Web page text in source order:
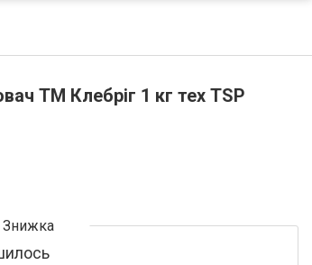
ТМ Клебріг 1 кг тех TSP